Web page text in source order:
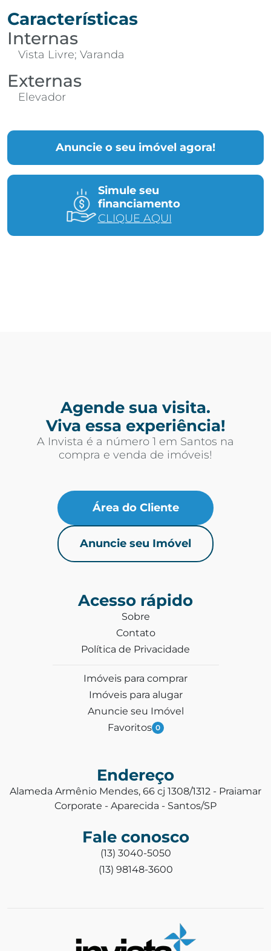
Anuncie o seu imóvel agora!
Simule seu
financiamento
CLIQUE AQUI
Características
Internas
Vista Livre; Varanda
Externas
Elevador
Agende sua visita.
Viva essa experiência!
A Invista é a número 1 em Santos na
compra e venda de imóveis!
Área do Cliente
Anuncie seu Imóvel
Acesso rápido
Sobre
Contato
Política de Privacidade
Imóveis para comprar
Imóveis para alugar
Anuncie seu Imóvel
Favoritos 0
Endereço
Alameda Armênio Mendes, 66 cj 1308/1312 - Praiamar
Corporate - Aparecida - Santos/SP
Fale conosco
(13) 3040-5050
(13) 98148-3600